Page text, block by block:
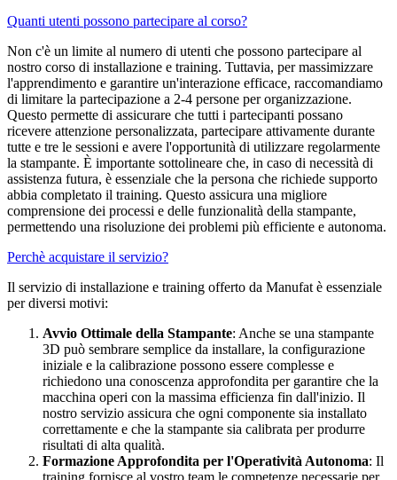
Quanti utenti possono partecipare al corso?
Non c'è un limite al numero di utenti che possono partecipare al
nostro corso di installazione e training. Tuttavia, per massimizzare
l'apprendimento e garantire un'interazione efficace, raccomandiamo
di limitare la partecipazione a 2-4 persone per organizzazione.
Questo permette di assicurare che tutti i partecipanti possano
ricevere attenzione personalizzata, partecipare attivamente durante
tutte e tre le sessioni e avere l'opportunità di utilizzare regolarmente
la stampante. È importante sottolineare che, in caso di necessità di
assistenza futura, è essenziale che la persona che richiede supporto
abbia completato il training. Questo assicura una migliore
comprensione dei processi e delle funzionalità della stampante,
permettendo una risoluzione dei problemi più efficiente e autonoma.​
Perchè acquistare il servizio?
Il servizio di installazione e training offerto da Manufat è essenziale
per diversi motivi:
Avvio Ottimale della Stampante: Anche se una stampante
3D può sembrare semplice da installare, la configurazione
iniziale e la calibrazione possono essere complesse e
richiedono una conoscenza approfondita per garantire che la
macchina operi con la massima efficienza fin dall'inizio. Il
nostro servizio assicura che ogni componente sia installato
correttamente e che la stampante sia calibrata per produrre
risultati di alta qualità.
Formazione Approfondita per l'Operatività Autonoma: Il